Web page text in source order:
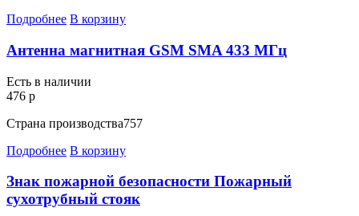
Подробнее В корзину
Антенна магнитная GSM SMA 433 МГц
Есть в наличии
476 р
Страна производства757
Подробнее В корзину
Знак пожарной безопасности Пожарный
сухотрубный стояк